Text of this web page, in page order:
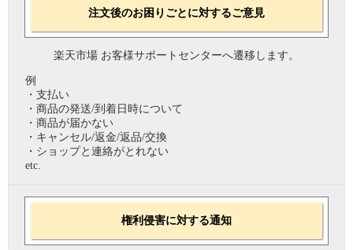
注文後のお困りごとに対するご意見
楽天市場 お客様サポートセンターへ遷移します。
例
・支払い
・商品の発送/到着日時について
・商品が届かない
・キャンセル/返金/返品/交換
・ショップと連絡がとれない
etc.
権利侵害に対する通知